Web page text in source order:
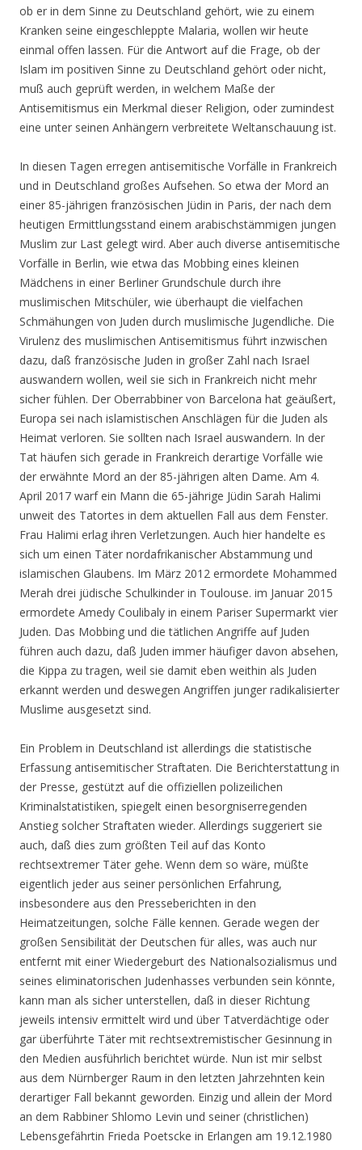
ob er in dem Sinne zu Deutschland gehört, wie zu einem
Kranken seine eingeschleppte Malaria, wollen wir heute
einmal offen lassen. Für die Antwort auf die Frage, ob der
Islam im positiven Sinne zu Deutschland gehört oder nicht,
muß auch geprüft werden, in welchem Maße der
Antisemitismus ein Merkmal dieser Religion, oder zumindest
eine unter seinen Anhängern verbreitete Weltanschauung ist.
In diesen Tagen erregen antisemitische Vorfälle in Frankreich
und in Deutschland großes Aufsehen. So etwa der Mord an
einer 85-jährigen französischen Jüdin in Paris, der nach dem
heutigen Ermittlungsstand einem arabischstämmigen jungen
Muslim zur Last gelegt wird. Aber auch diverse antisemitische
Vorfälle in Berlin, wie etwa das Mobbing eines kleinen
Mädchens in einer Berliner Grundschule durch ihre
muslimischen Mitschüler, wie überhaupt die vielfachen
Schmähungen von Juden durch muslimische Jugendliche. Die
Virulenz des muslimischen Antisemitismus führt inzwischen
dazu, daß französische Juden in großer Zahl nach Israel
auswandern wollen, weil sie sich in Frankreich nicht mehr
sicher fühlen. Der Oberrabbiner von Barcelona hat geäußert,
Europa sei nach islamistischen Anschlägen für die Juden als
Heimat verloren. Sie sollten nach Israel auswandern. In der
Tat häufen sich gerade in Frankreich derartige Vorfälle wie
der erwähnte Mord an der 85-jährigen alten Dame. Am 4.
April 2017 warf ein Mann die 65-jährige Jüdin Sarah Halimi
unweit des Tatortes in dem aktuellen Fall aus dem Fenster.
Frau Halimi erlag ihren Verletzungen. Auch hier handelte es
sich um einen Täter nordafrikanischer Abstammung und
islamischen Glaubens. Im März 2012 ermordete Mohammed
Merah drei jüdische Schulkinder in Toulouse. im Januar 2015
ermordete Amedy Coulibaly in einem Pariser Supermarkt vier
Juden. Das Mobbing und die tätlichen Angriffe auf Juden
führen auch dazu, daß Juden immer häufiger davon absehen,
die Kippa zu tragen, weil sie damit eben weithin als Juden
erkannt werden und deswegen Angriffen junger radikalisierter
Muslime ausgesetzt sind.
Ein Problem in Deutschland ist allerdings die statistische
Erfassung antisemitischer Straftaten. Die Berichterstattung in
der Presse, gestützt auf die offiziellen polizeilichen
Kriminalstatistiken, spiegelt einen besorgniserregenden
Anstieg solcher Straftaten wieder. Allerdings suggeriert sie
auch, daß dies zum größten Teil auf das Konto
rechtsextremer Täter gehe. Wenn dem so wäre, müßte
eigentlich jeder aus seiner persönlichen Erfahrung,
insbesondere aus den Presseberichten in den
Heimatzeitungen, solche Fälle kennen. Gerade wegen der
großen Sensibilität der Deutschen für alles, was auch nur
entfernt mit einer Wiedergeburt des Nationalsozialismus und
seines eliminatorischen Judenhasses verbunden sein könnte,
kann man als sicher unterstellen, daß in dieser Richtung
jeweils intensiv ermittelt wird und über Tatverdächtige oder
gar überführte Täter mit rechtsextremistischer Gesinnung in
den Medien ausführlich berichtet würde. Nun ist mir selbst
aus dem Nürnberger Raum in den letzten Jahrzehnten kein
derartiger Fall bekannt geworden. Einzig und allein der Mord
an dem Rabbiner Shlomo Levin und seiner (christlichen)
Lebensgefährtin Frieda Poetscke in Erlangen am 19.12.1980